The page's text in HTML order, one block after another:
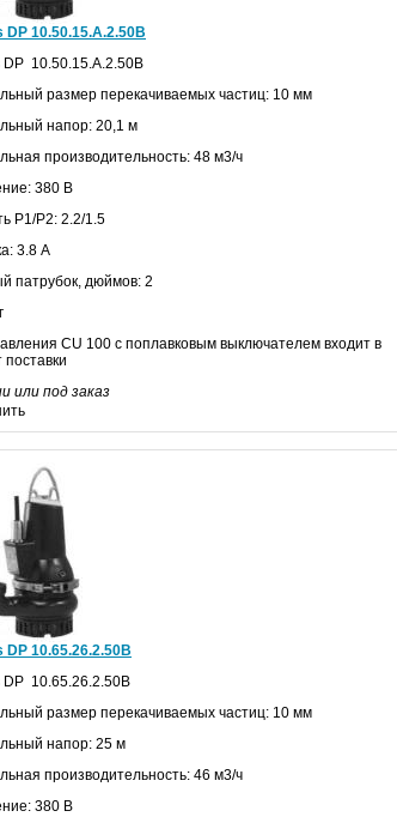
DP 10.50.15.А.2.50В
DP 10.50.15.А.2.50В
размер перекачиваемых частиц: 10 мм
напор: 20,1 м
производительность: 48 м3/ч
380 В
P1/P2: 2.2/1.5
3.8 А
патрубок, дюймов: 2
CU 100 с поплавковым выключателем входит в
поставки
или под заказ
DP 10.65.26.2.50В
DP 10.65.26.2.50В
размер перекачиваемых частиц: 10 мм
напор: 25 м
производительность: 46 м3/ч
380 В